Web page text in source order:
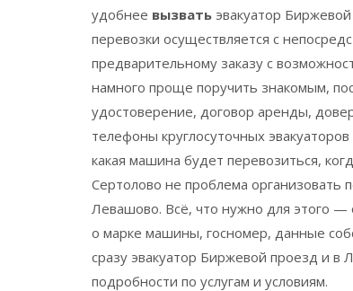
удобнее вызвать эвакуатор
перевозки осуществляется с
предварительному заказу с
намного проще поручить знакомым,
удостоверение, договор аренды,
телефоны круглосуточных
какая машина будет перевозиться,
Сертолово не проблема организовать
Левашово. Всё, что нужно для этого
о марке машины, госномер, данные
сразу эвакуатор Биржевой проезд и в
подробности по услугам и условиям.